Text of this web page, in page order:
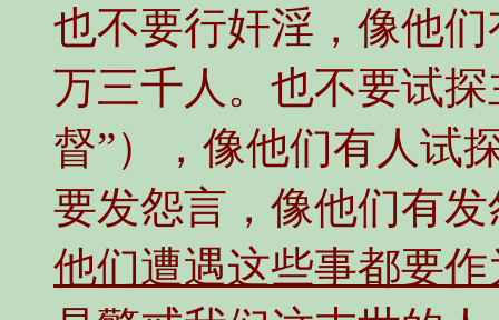
也不要行奸淫，像他
万三千人。也不要试探
督”），像他们有人试
要发怨言，像他们有
他们遭遇这些事都要